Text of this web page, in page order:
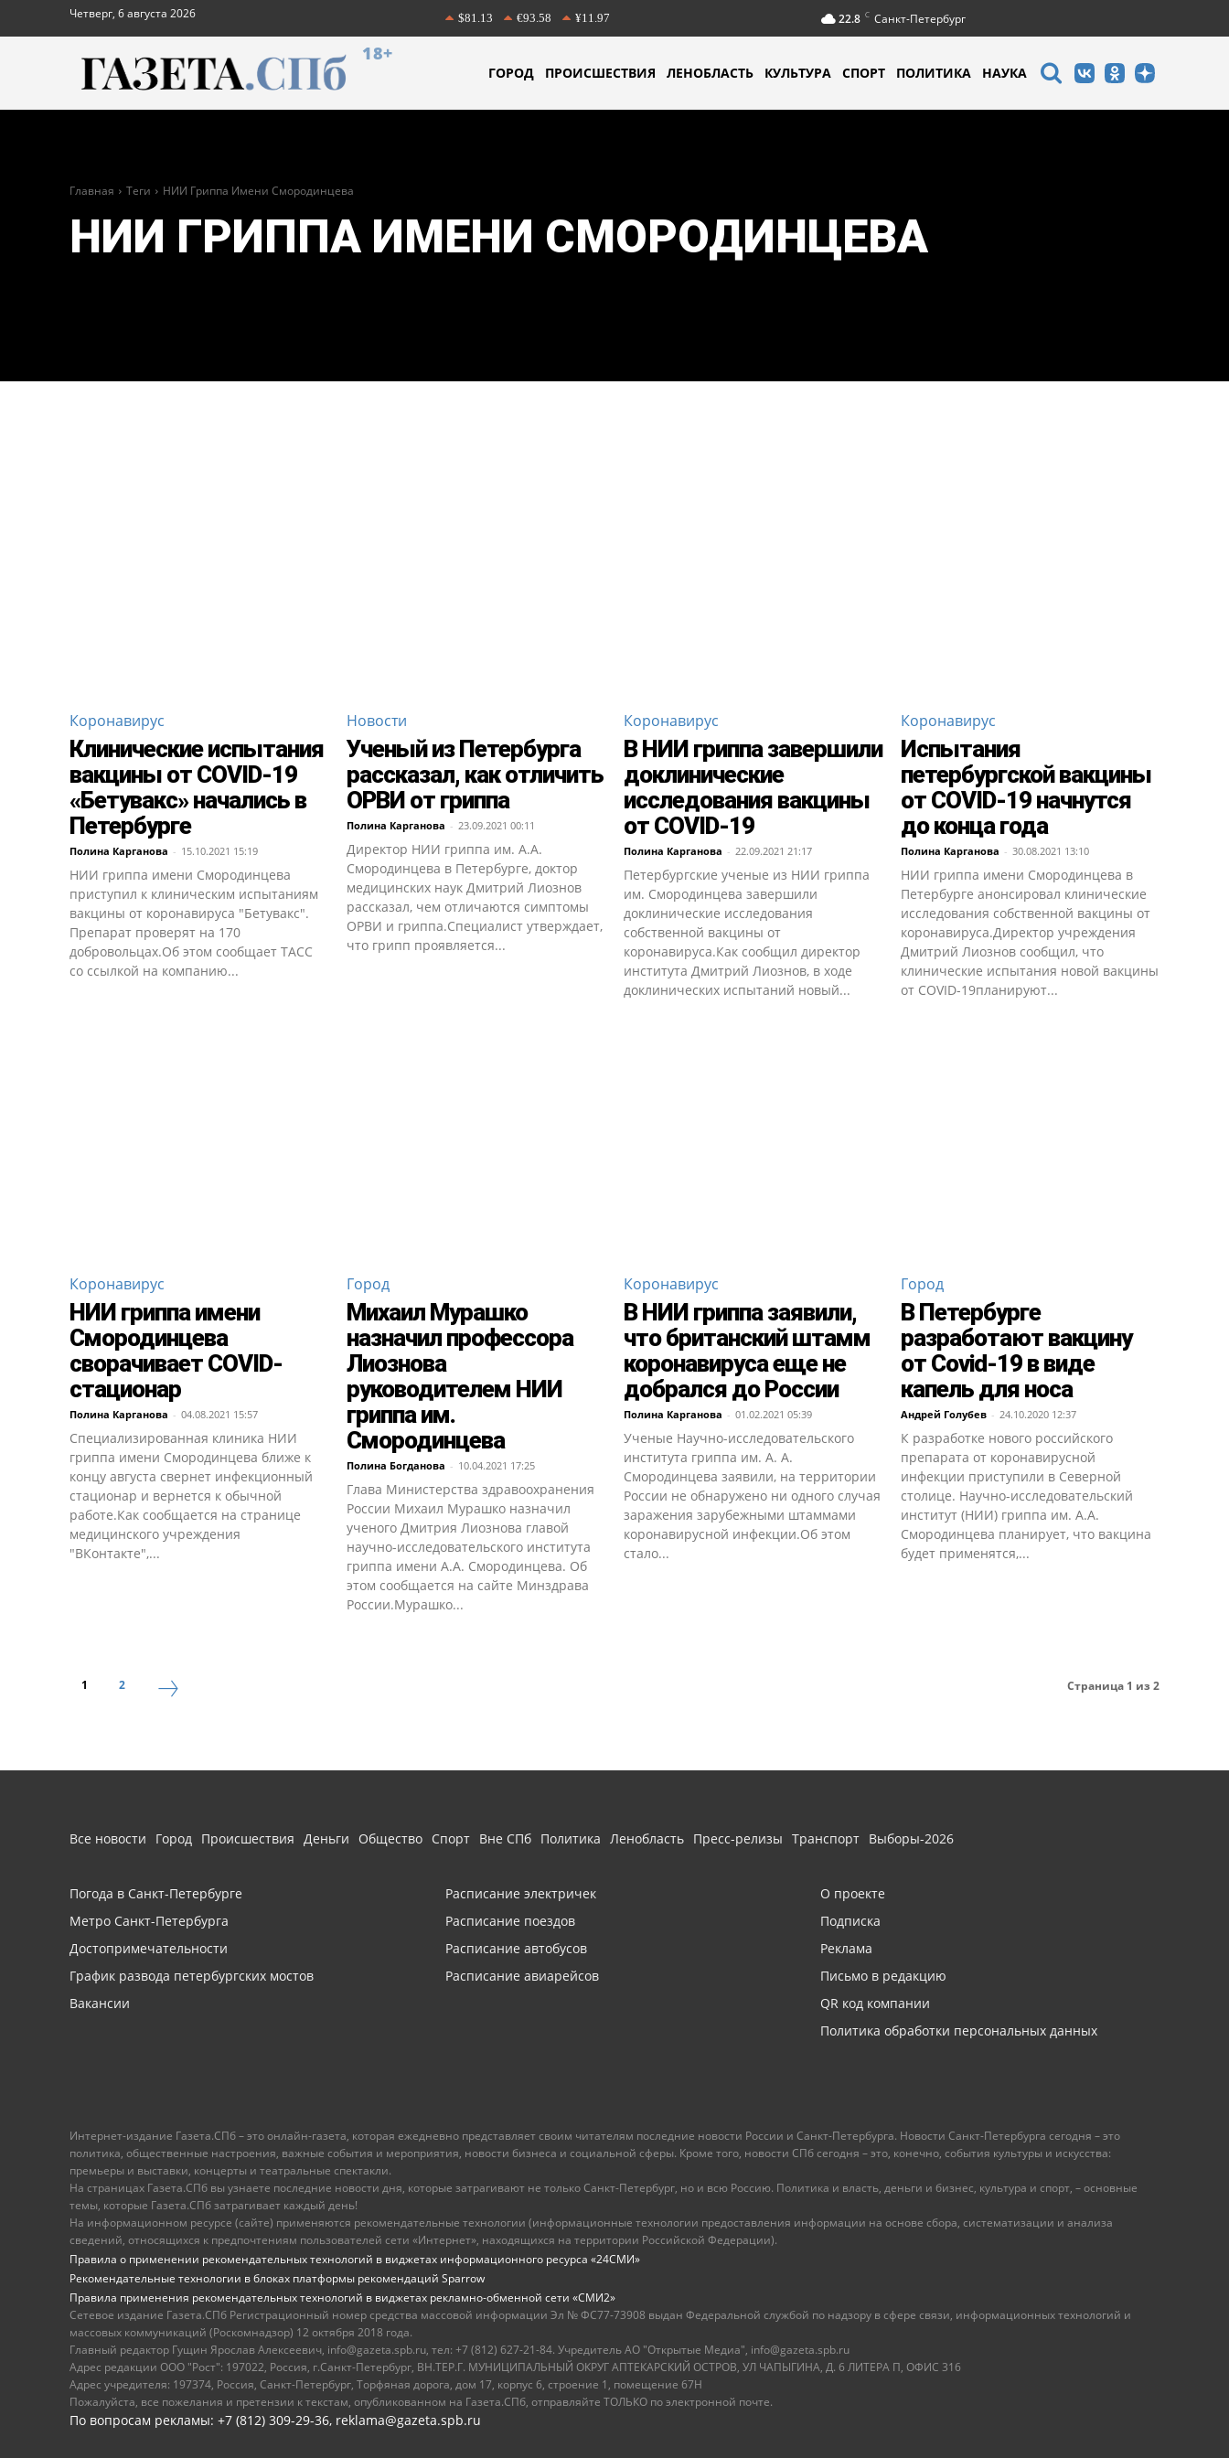
Четверг, 6 августа 2026 $81.13 €93.58 ¥11.97 22.8 C Санкт-Петербург
18+
ГОРОД ПРОИСШЕСТВИЯ ЛЕНОБЛАСТЬ КУЛЬТУРА СПОРТ ПОЛИТИКА НАУКА
Главная Теги НИИ Гриппа Имени Смородинцева
НИИ ГРИППА ИМЕНИ СМОРОДИНЦЕВА
Коронавирус
Клинические испытания
вакцины от COVID-19
«Бетувакс» начались в
Петербурге
Полина Карганова - 15.10.2021 15:19
НИИ гриппа имени Смородинцева
приступил к клиническим испытаниям
вакцины от коронавируса "Бетувакс".
Препарат проверят на 170
добровольцах.Об этом сообщает ТАСС
со ссылкой на компанию...
Новости
Ученый из Петербурга
рассказал, как отличить
ОРВИ от гриппа
Полина Карганова - 23.09.2021 00:11
Директор НИИ гриппа им. А.А.
Смородинцева в Петербурге, доктор
медицинских наук Дмитрий Лиознов
рассказал, чем отличаются симптомы
ОРВИ и гриппа.Специалист утверждает,
что грипп проявляется...
Коронавирус
В НИИ гриппа завершили
доклинические
исследования вакцины
от COVID-19
Полина Карганова - 22.09.2021 21:17
Петербургские ученые из НИИ гриппа
им. Смородинцева завершили
доклинические исследования
собственной вакцины от
коронавируса.Как сообщил директор
института Дмитрий Лиознов, в ходе
доклинических испытаний новый...
Коронавирус
Испытания
петербургской вакцины
от COVID-19 начнутся
до конца года
Полина Карганова - 30.08.2021 13:10
НИИ гриппа имени Смородинцева в
Петербурге анонсировал клинические
исследования собственной вакцины от
коронавируса.Директор учреждения
Дмитрий Лиознов сообщил, что
клинические испытания новой вакцины
от COVID-19планируют...
Коронавирус
НИИ гриппа имени
Смородинцева
сворачивает COVID-
стационар
Полина Карганова - 04.08.2021 15:57
Специализированная клиника НИИ
гриппа имени Смородинцева ближе к
концу августа свернет инфекционный
стационар и вернется к обычной
работе.Как сообщается на странице
медицинского учреждения
"ВКонтакте",...
Город
Михаил Мурашко
назначил профессора
Лиознова
руководителем НИИ
гриппа им.
Смородинцева
Полина Богданова - 10.04.2021 17:25
Глава Министерства здравоохранения
России Михаил Мурашко назначил
ученого Дмитрия Лиознова главой
научно-исследовательского института
гриппа имени А.А. Смородинцева. Об
этом сообщается на сайте Минздрава
России.Мурашко...
Коронавирус
В НИИ гриппа заявили,
что британский штамм
коронавируса еще не
добрался до России
Полина Карганова - 01.02.2021 05:39
Ученые Научно-исследовательского
института гриппа им. А. А.
Смородинцева заявили, на территории
России не обнаружено ни одного случая
заражения зарубежными штаммами
коронавирусной инфекции.Об этом
стало...
Город
В Петербурге
разработают вакцину
от Covid-19 в виде
капель для носа
Андрей Голубев - 24.10.2020 12:37
К разработке нового российского
препарата от коронавирусной
инфекции приступили в Северной
столице. Научно-исследовательский
институт (НИИ) гриппа им. А.А.
Смородинцева планирует, что вакцина
будет применятся,...
1 2 Страница 1 из 2
Все новости Город Происшествия Деньги Общество Спорт Вне СПб Политика Ленобласть Пресс-релизы Транспорт Выборы-2026
Погода в Санкт-Петербурге
Метро Санкт-Петербурга
Достопримечательности
График развода петербургских мостов
Вакансии
Расписание электричек
Расписание поездов
Расписание автобусов
Расписание авиарейсов
О проекте
Подписка
Реклама
Письмо в редакцию
QR код компании
Политика обработки персональных данных
Интернет-издание Газета.СПб – это онлайн-газета, которая ежедневно представляет своим читателям последние новости России и Санкт-Петербурга. Новости Санкт-Петербурга сегодня – это
политика, общественные настроения, важные события и мероприятия, новости бизнеса и социальной сферы. Кроме того, новости СПб сегодня – это, конечно, события культуры и искусства:
премьеры и выставки, концерты и театральные спектакли.
На страницах Газета.СПб вы узнаете последние новости дня, которые затрагивают не только Санкт-Петербург, но и всю Россию. Политика и власть, деньги и бизнес, культура и спорт, – основные
темы, которые Газета.СПб затрагивает каждый день!
На информационном ресурсе (сайте) применяются рекомендательные технологии (информационные технологии предоставления информации на основе сбора, систематизации и анализа
сведений, относящихся к предпочтениям пользователей сети «Интернет», находящихся на территории Российской Федерации).
Правила о применении рекомендательных технологий в виджетах информационного ресурса «24СМИ»
Рекомендательные технологии в блоках платформы рекомендаций Sparrow
Правила применения рекомендательных технологий в виджетах рекламно-обменной сети «СМИ2»
Сетевое издание Газета.СПб Регистрационный номер средства массовой информации Эл № ФС77-73908 выдан Федеральной службой по надзору в сфере связи, информационных технологий и
массовых коммуникаций (Роскомнадзор) 12 октября 2018 года.
Главный редактор Гущин Ярослав Алексеевич, info@gazeta.spb.ru, тел: +7 (812) 627-21-84. Учредитель АО "Открытые Медиа", info@gazeta.spb.ru
Адрес редакции ООО "Рост": 197022, Россия, г.Санкт-Петербург, ВН.ТЕР.Г. МУНИЦИПАЛЬНЫЙ ОКРУГ АПТЕКАРСКИЙ ОСТРОВ, УЛ ЧАПЫГИНА, Д. 6 ЛИТЕРА П, ОФИС 316
Адрес учредителя: 197374, Россия, Санкт-Петербург, Торфяная дорога, дом 17, корпус 6, строение 1, помещение 67Н
Пожалуйста, все пожелания и претензии к текстам, опубликованном на Газета.СПб, отправляйте ТОЛЬКО по электронной почте.
По вопросам рекламы: +7 (812) 309-29-36, reklama@gazeta.spb.ru